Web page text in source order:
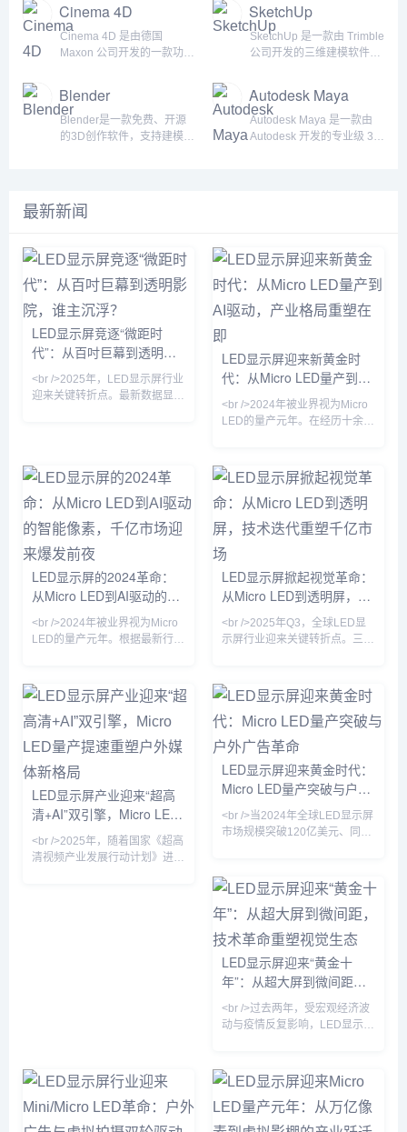
Cinema 4D
Cinema 4D 是由德国
Maxon 公司开发的一款功能
发布以来，Cinema 4D 因
其直观的界面、强大的功
能、以及广泛的应用性，成
工具。无论是在影视后期制
作、广告制作、游戏开发，
计等领域，Cinema 4D 都
以其强大的集成性和高效的
工作流而闻名。...
SketchUp
SketchUp 是一款由 Trimble
公司开发的三维建模软件，
工程设计以及其他各种三维
建模领域。作为一款功能强
大且易于使用的建模工具，
景SketchUp 最早由 @Last
Software 于 20...
Blender
Blender是一款免费、开源
的3D创作软件，支持建模、
Blender凭借强大的功能、
灵活的插件生态和活跃的开
师、动画师、游戏开发者和
艺术家的首选工具之一。
Blender以其完全免费的开
源模式受到广泛赞誉，不仅
支持个人用户自由使用，也
被广泛应用于游戏开发、影
视特效、产品设计、虚拟现
Autodesk Maya
Autodesk Maya 是一款由
Autodesk 开发的专业级 3D
游戏开发、虚拟现实 (VR)、
增强现实 (AR) 和交互式3D
应用的开发中。Maya 的核
心功能3D建模多边形建模：
Maya 提供强大的多边形建
最新新闻
LED显示屏竞逐“微距时
代”：从百吋巨幕到透明影
院，谁主沉浮？
<br />2025年，LED显示屏行业
迎来关键转折点。最新数据显
LG、京东方等巨头相继推出像
素间距低于0.3mm的商用产品。
行业分析师指出，传统DIP直插
式LED已基本退出室内应用，
化封装）技术路线之争进入白热
化。与此同时，LED电影屏通过
DCI认证
LED显示屏迎来新黄金时
代：从Micro LED量产到AI
驱动，产业格局重塑在即
<br />2024年被业界视为Micro
LED的量产元年。在经历十余年
LED像素间距压缩至P0.3以下，
并成功解决巨量转移的良率瓶
颈。据最新供应链报告，苹果公
司新一代Apple Watch将率先搭
载Micro LED屏幕，这标志着该
技术从商用大屏向消费电子渗透
的关键转折。与此同时，Mini
LED背光技术持续下探成本，在
75英寸以上大
LED显示屏的2024革命：
从Micro LED到AI驱动的智
能像素，千亿市场迎来爆发
前夜
<br />2024年被业界视为Micro
LED的量产元年。根据最新行业
移技术上取得关键突破，将
Micro LED芯片的良率提升至
99.99%以上。这意味着LED显
示屏的分辨率首次全面超越
OLED，像素间距可以缩小至
0.3毫米以下，在高端商显、车
载显示和可穿戴设备上实现了
“无拼接缝”的视觉体验。与此同
时，COB（板上芯片）封装技
术加速普及，
LED显示屏掀起视觉革命：
从Micro LED到透明屏，技
术迭代重塑千亿市场
<br />2025年Q3，全球LED显
示屏行业迎来关键转折点。三
示产品，像素间距首次突破P0.3
以下，亮度达到10,000尼特以
上，相较传统OLED在户外强光
下的可视性提升近4倍。与此同
时，国内厂商利亚德与洲明科技
宣布其Micro LED巨量转移良率
已超过99.99%，使得单位成本
师指出，Micro L
LED显示屏产业迎来“超高
清+AI”双引擎，Micro LED
量产提速重塑户外媒体新格
局
<br />2025年，随着国家《超高
清视频产业发展行动计划》进入
LED显示屏迎来黄金时代：
Micro LED量产突破与户外
广告革命
<br />当2024年全球LED显示屏
市场规模突破120亿美元、同比
弹，而是技术代际切换带来的价
值重估。过去三年，Mini LED
背光在电视和笔记本上的渗透率
从5%飙升至38%，而Micro
LED芯片成本以每年35%的速度
下探——三星、京东方、利亚德
与友达的产线良率在近两个季度
味着，LED显示屏正从户外广告
牌
LED显示屏迎来“黄金十
年”：从超大屏到微间距，
技术革命重塑视觉生态
<br />过去两年，受宏观经济波
动与疫情反复影响，LED显示屏
来，随着文旅夜游、裸眼3D、
虚拟拍摄、会议一体机等新兴场
景加速放量，LED显示屏产业明
显回暖。据行业机构预计，